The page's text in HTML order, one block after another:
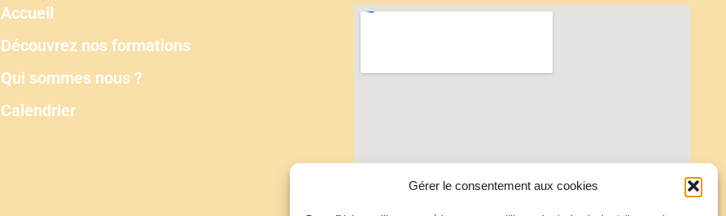
Gérer le consentement aux cookies
Accueil
Découvrez nos formations
Qui sommes nous ?
Calendrier